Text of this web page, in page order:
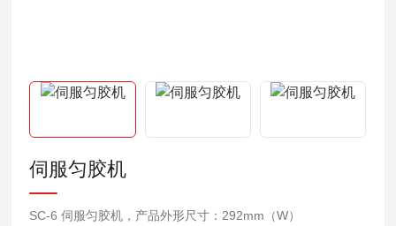
伺服匀胶机
SC-6 伺服匀胶机，产品外形尺寸：292mm（W）